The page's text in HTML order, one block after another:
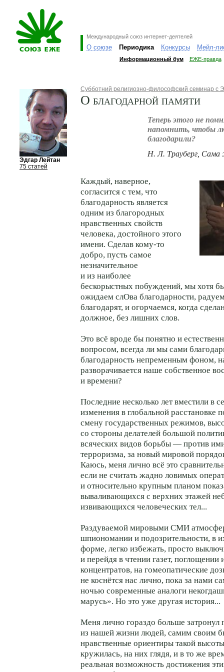
Международный союз интернет-деятелей
О союзе Периодика Конкурсы Мейл-
Информационный бум ЕЖЕ-правда
Эдгар Лейтан
75 статей
Субботний религиозно-философский семинар с
О благодарной памяти
Теперь этого не
напомнить, чтобы
благодарили?
Н. Л. Трауберг, Сама
Каждый, наверное,
согласится с тем, что
благодарность является
одним из благородных
нравственных свойств
человека, достойного этого
имени. Сделав кому-то
добро, пусть самое
незначительное
и из наиболее
бескорыстных побуждений, мы хотя
ожидаем слOва благодарности,
благодарят, и огорчаемся, когда
должное, без лишних слов.
Это всё вроде бы понятно и
вопросом, всегда ли мы сами
благодарность непременным фоном,
разворачивается наше собственное
и времени?
Последние несколько лет вместили в
изменения в глобальной расстановке
смену государственных режимов,
со стороны делателей большой
всяческих видов борьбы — против
терроризма, за новый мировой
Каюсь, меня лично всё это
если не считать жадно ловимых
и относительно крупным планом
вываливающихся с верхних этажей
извивающихся человеческих тел...
Раздуваемой мировыми СМИ
шпиономании и подозрительности, в
форме, легко избежать, просто
и перейдя в чтении газет,
концентратов, на гомеопатические
не коснётся нас лично, пока за нами
ночью современные аналоги
марусь». Но это уже другая история...
Меня лично гораздо больше затронул
из нашей жизни людей, самим своим
нравственные ориентиры такой
кружилась, на них глядя, и в то же
реальная возможность достижения